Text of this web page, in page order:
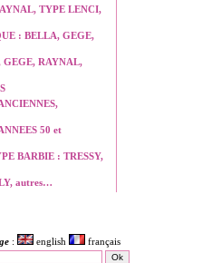
TYPE LENCI,
: BELLA, GEGE,
GEGE, RAYNAL,
50 et
BARBIE : TRESSY,
autres…
: english
français